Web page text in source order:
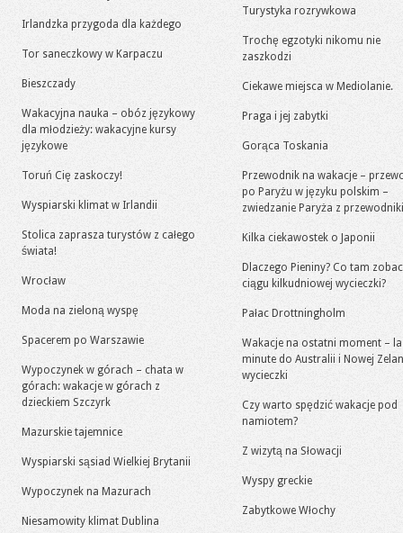
Irlandzka przygoda dla każdego
Tor saneczkowy w Karpaczu
Bieszczady
Wakacyjna nauka – obóz językowy
dla młodzieży: wakacyjne kursy
językowe
Toruń Cię zaskoczy!
Wyspiarski klimat w Irlandii
Stolica zaprasza turystów z całego
świata!
Wrocław
Moda na zieloną wyspę
Spacerem po Warszawie
Wypoczynek w górach – chata w
górach: wakacje w górach z
dzieckiem Szczyrk
Mazurskie tajemnice
Wyspiarski sąsiad Wielkiej Brytanii
Wypoczynek na Mazurach
Niesamowity klimat Dublina
Turystyka rozrywkowa
Trochę egzotyki nikomu nie
zaszkodzi
Ciekawe miejsca w Mediolanie.
Praga i jej zabytki
Gorąca Toskania
Przewodnik na wakacje –
po Paryżu w języku polskim –
zwiedzanie Paryża z
Kilka ciekawostek o Japonii
Dlaczego Pieniny? Co tam
ciągu kilkudniowej wycieczki?
Pałac Drottningholm
Wakacje na ostatni moment –
minute do Australii i Nowej
wycieczki
Czy warto spędzić wakacje pod
namiotem?
Z wizytą na Słowacji
Wyspy greckie
Zabytkowe Włochy